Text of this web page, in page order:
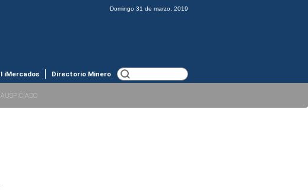
Domingo 31 de marzo, 2019
iMercados Directorio Minero